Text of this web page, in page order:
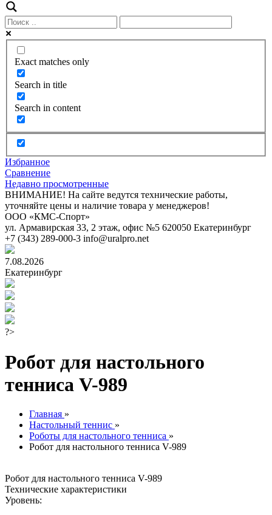
Exact matches only
Search in title
Search in content
Избранное
Сравнение
Недавно просмотренные
ВНИМАНИЕ! На сайте ведутся технические работы,
уточняйте цены и наличие товара у менеджеров!
ООО «КМС-Спорт»
ул. Армавирская 33, 2 этаж, офис №5 620050 Екатеринбург
+7 (343) 289-000-3 info@uralpro.net
7.08.2026
Екатеринбург
?>
Робот для настольного
тенниса V-989
Главная »
Настольный теннис »
Роботы для настольного тенниса »
Робот для настольного тенниса V-989
Робот для настольного тенниса V-989
Технические характеристики
Уровень: